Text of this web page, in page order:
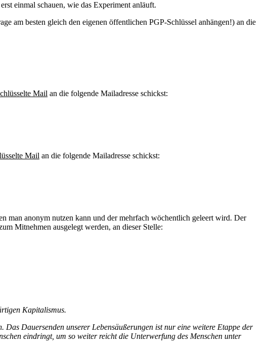
einmal schauen, wie das Experiment anläuft.
am besten gleich den eigenen öffentlichen PGP-Schlüssel anhängen!) an die
Mail an die folgende Mailadresse schickst:
Mail an die folgende Mailadresse schickst:
man anonym nutzen kann und der mehrfach wöchentlich geleert wird. Der
Mitnehmen ausgelegt werden, an dieser Stelle:
Kapitalismus.
Dauersenden unserer Lebensäußerungen ist nur eine weitere Etappe der
eindringt, um so weiter reicht die Unterwerfung des Menschen unter